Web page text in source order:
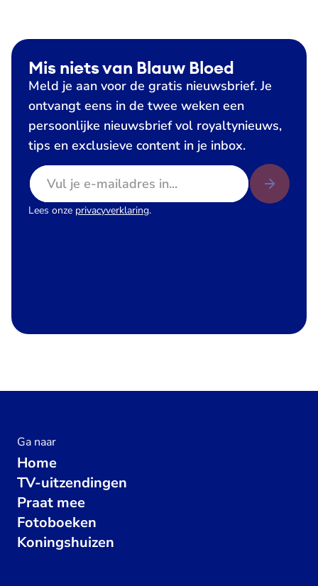
Mis niets van Blauw Bloed
Meld je aan voor de gratis nieuwsbrief. Je
ontvangt eens in de twee weken een
persoonlijke nieuwsbrief vol royaltynieuws,
tips en exclusieve content in je inbox.
E-mailadres
Lees onze privacyverklaring.
Ga naar
Home
TV-uitzendingen
Praat mee
Fotoboeken
Koningshuizen